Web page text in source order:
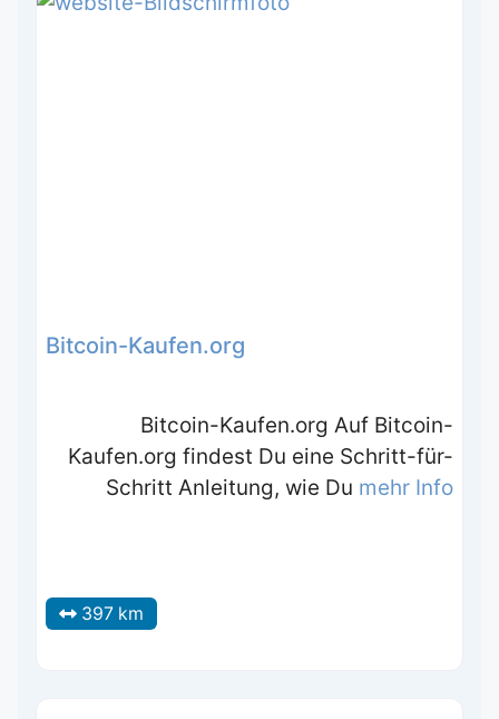
Bitcoin-Kaufen.org
Bitcoin-Kaufen.org Auf Bitcoin-
Kaufen.org findest Du eine Schritt-für-
Schritt Anleitung, wie Du mehr Info
397 km